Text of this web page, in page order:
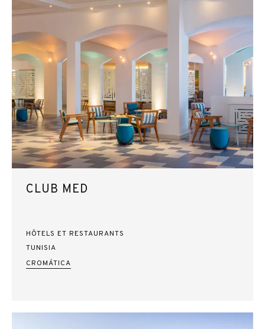
CLUB MED
HÔTELS ET RESTAURANTS
TUNISIA
CROMÁTICA